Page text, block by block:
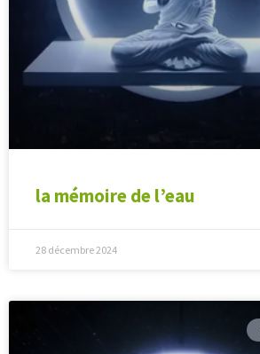
la mémoire de l’eau
28 décembre 2024